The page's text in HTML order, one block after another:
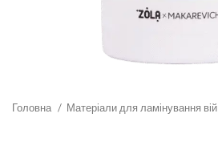
Головна Матеріали для ламінування вій